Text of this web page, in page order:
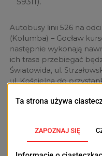
Autobusy linii 526 na
(Kolumba) – Gocław
następnie wykonają
ich trasa przebiegać
Światowida, ul.
ul. Kościelną do
„Kościelna” i „Nad
„Strzałowska”